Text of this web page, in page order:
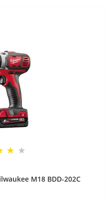
M18 BDD-202C